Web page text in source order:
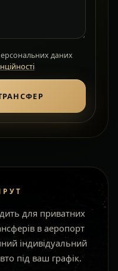
даних
для приватних
в аеропорт
індивідуальний
під ваш графік.